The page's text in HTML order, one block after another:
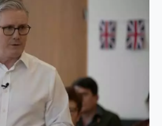
會晤，為總統特朗普四
。